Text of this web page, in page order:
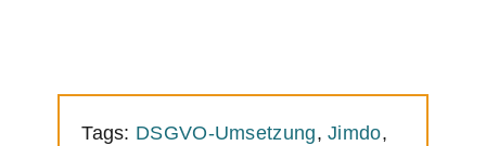
Tags: DSGVO-Umsetzung,Jimdo,